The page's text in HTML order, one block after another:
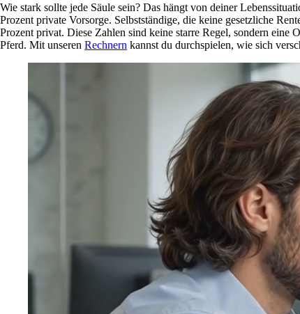
Wie stark sollte jede Säule sein? Das hängt von deiner
Prozent private Vorsorge. Selbstständige, die keine gesetzliche
Prozent privat. Diese Zahlen sind keine starre Regel, sondern eine
Pferd. Mit unseren Rechnern kannst du durchspielen, wie sich